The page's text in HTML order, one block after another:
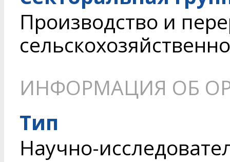
Производство и
ИНФОРМАЦИЯ ОБ
Тип
Научно-